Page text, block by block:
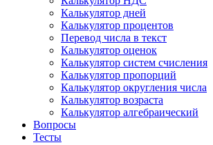
Калькулятор дней
Калькулятор процентов
Перевод числа в текст
Калькулятор оценок
Калькулятор систем счисления
Калькулятор пропорций
Калькулятор округления числа
Калькулятор возраста
Калькулятор алгебраический
Вопросы
Тесты